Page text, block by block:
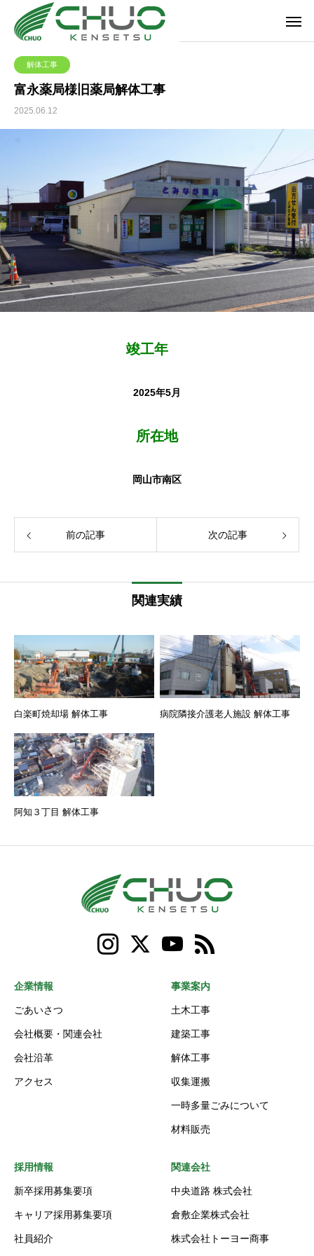
解体工事
富永薬局様旧薬局解体工事
2025.06.12
竣工年
2025年5月
所在地
岡山市南区
前の記事 次の記事
関連実績
白楽町焼却場 解体工事 病院隣接介護老人施設 解体工事
阿知３丁目 解体工事
企業情報
ごあいさつ
会社概要・関連会社
会社沿革
アクセス
事業案内
土木工事
建築工事
解体工事
収集運搬
一時多量ごみについて
材料販売
採用情報
新卒採用募集要項
キャリア採用募集要項
社員紹介
関連会社
中央道路 株式会社
倉敷企業株式会社
株式会社トーヨー商事